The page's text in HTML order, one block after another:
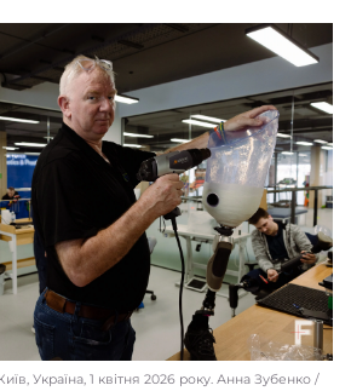
Україна, 1 квітня 2026 року. Анна Зубенко /